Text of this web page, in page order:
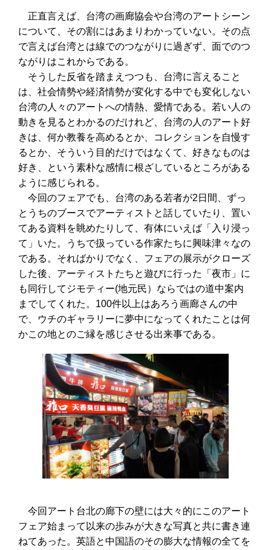
正直言えば、台湾の画廊協会や台湾のアートシーン
について、その割にはあまりわかっていない。その点
で言えば台湾とは線でのつながりに過ぎず、面でのつ
ながりはこれからである。
そうした反省を踏まえつつも、台湾に言えること
は、社会情勢や経済情勢が変化する中でも変化しない
台湾の人々のアートへの情熱、愛情である。若い人の
動きを見るとわかるのだけれど、台湾の人のアート好
きは、何か教養を高めるとか、コレクションを自慢す
るとか、そういう目的だけではなくて、好きなものは
好き、という素朴な感情に根ざしているところがある
ように感じられる。
今回のフェアでも、台湾のある若者が2日間、ずっ
とうちのブースでアーティストと話していたり、置い
てある資料を眺めたりして、有体にいえば「入り浸っ
て」いた。うちで扱っている作家たちに興味津々なの
である。そればかりでなく、フェアの展示がクローズ
した後、アーティストたちと遊びに行った「夜市」に
も同行してジモティー(地元民）ならではの道中案内
までしてくれた。100件以上はあろう画廊さんの中
で、ウチのギャラリーに夢中になってくれたことは何
かこの地とのご縁を感じさせる出来事である。
今回アート台北の廊下の壁には大々的にこのアート
フェア始まって以来の歩みが大きな写真と共に書き連
ねてあった。英語と中国語のその膨大な情報の全てを